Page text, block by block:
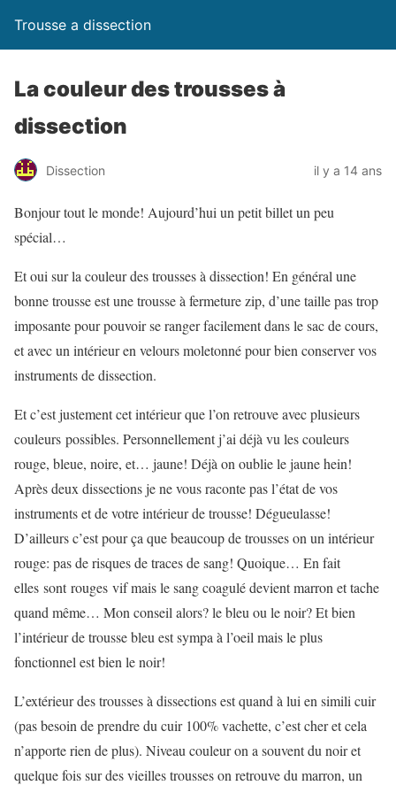
Trousse a dissection
La couleur des trousses à
dissection
Dissection il y a 14 ans
Bonjour tout le monde! Aujourd’hui un petit billet un peu
spécial…
Et oui sur la couleur des trousses à dissection! En général une
bonne trousse est une trousse à fermeture zip, d’une taille pas trop
imposante pour pouvoir se ranger facilement dans le sac de cours,
et avec un intérieur en velours moletonné pour bien conserver vos
instruments de dissection.
Et c’est justement cet intérieur que l’on retrouve avec plusieurs
couleurs possibles. Personnellement j’ai déjà vu les couleurs
rouge, bleue, noire, et… jaune! Déjà on oublie le jaune hein!
Après deux dissections je ne vous raconte pas l’état de vos
instruments et de votre intérieur de trousse! Dégueulasse!
D’ailleurs c’est pour ça que beaucoup de trousses on un intérieur
rouge: pas de risques de traces de sang! Quoique… En fait
elles sont rouges vif mais le sang coagulé devient marron et tache
quand même… Mon conseil alors? le bleu ou le noir? Et bien
l’intérieur de trousse bleu est sympa à l’oeil mais le plus
fonctionnel est bien le noir!
L’extérieur des trousses à dissections est quand à lui en simili cuir
(pas besoin de prendre du cuir 100% vachette, c’est cher et cela
n’apporte rien de plus). Niveau couleur on a souvent du noir et
quelque fois sur des vieilles trousses on retrouve du marron, un